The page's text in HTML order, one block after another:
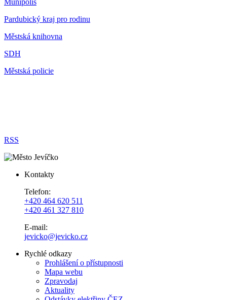
Munipolis
Pardubický kraj pro rodinu
Městská knihovna
SDH
Městská policie
RSS
Kontakty
Telefon:
+420 464 620 511
+420 461 327 810
E-mail:
jevicko@jevicko.cz
Rychlé odkazy
Prohlášení o přístupnosti
Mapa webu
Zpravodaj
Aktuality